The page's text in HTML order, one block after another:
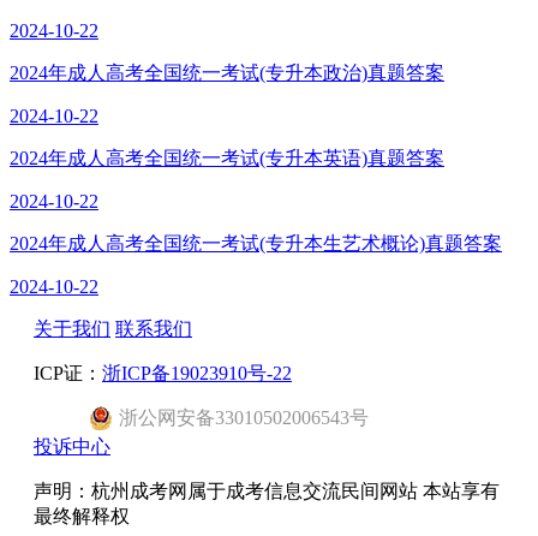
2024-10-22
2024年成人高考全国统一考试(专升本政治)真题答案
2024-10-22
2024年成人高考全国统一考试(专升本英语)真题答案
2024-10-22
2024年成人高考全国统一考试(专升本生艺术概论)真题答案
2024-10-22
关于我们 联系我们
ICP证： 浙ICP备19023910号-22
浙公网安备33010502006543号
投诉中心
声明：杭州成考网属于成考信息交流民间网站 本站享有
最终解释权